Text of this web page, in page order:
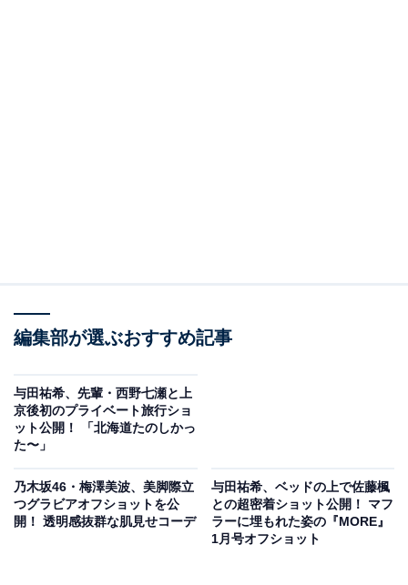
編集部が選ぶおすすめ記事
与田祐希、先輩・西野七瀬と上
京後初のプライベート旅行ショ
ット公開！ 「北海道たのしかっ
た〜」
乃木坂46・梅澤美波、美脚際立
つグラビアオフショットを公
開！ 透明感抜群な肌見せコーデ
与田祐希、ベッドの上で佐藤楓
との超密着ショット公開！ マフ
ラーに埋もれた姿の『MORE』
1月号オフショット